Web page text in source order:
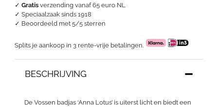
✓ Gratis verzending vanaf 65 euro NL
✓ Speciaalzaak sinds 1918
✓ Beoordeeld met 5/5 sterren
Splits je aankoop in 3 rente-vrije betalingen.
BESCHRIJVING
De Vossen badjas ‘Anna Lotus’ is uiterst licht en biedt een